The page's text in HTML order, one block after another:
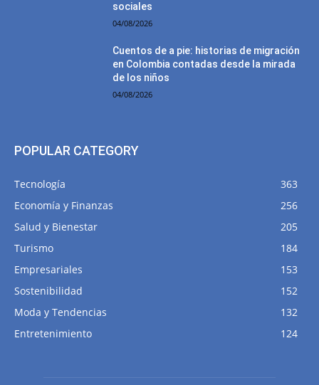
sociales
04/08/2026
Cuentos de a pie: historias de migración
en Colombia contadas desde la mirada
de los niños
04/08/2026
POPULAR CATEGORY
Tecnología
363
Economía y Finanzas
256
Salud y Bienestar
205
Turismo
184
Empresariales
153
Sostenibilidad
152
Moda y Tendencias
132
Entretenimiento
124